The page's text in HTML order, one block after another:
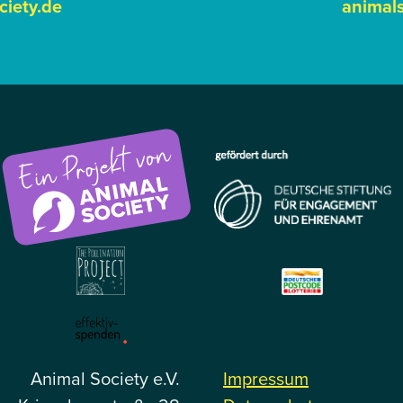
Animal Society e.V.
Impressum